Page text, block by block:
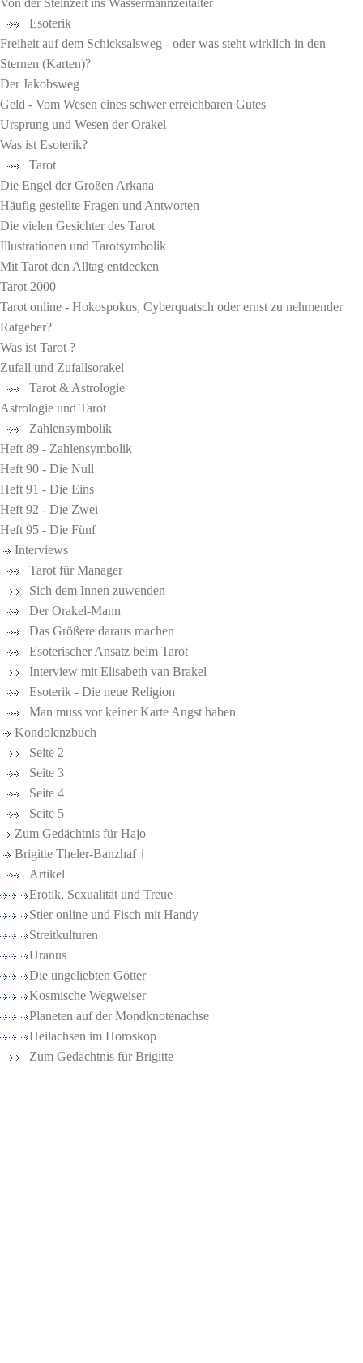
Von der Steinzeit ins Wassermannzeitalter
Esoterik
Freiheit auf dem Schicksalsweg - oder was steht wirklich in den
Sternen (Karten)?
Der Jakobsweg
Geld - Vom Wesen eines schwer erreichbaren Gutes
Ursprung und Wesen der Orakel
Was ist Esoterik?
Tarot
Die Engel der Großen Arkana
Häufig gestellte Fragen und Antworten
Die vielen Gesichter des Tarot
Illustrationen und Tarotsymbolik
Mit Tarot den Alltag entdecken
Tarot 2000
Tarot online - Hokospokus, Cyberquatsch oder ernst zu nehmender
Ratgeber?
Was ist Tarot ?
Zufall und Zufallsorakel
Tarot & Astrologie
Astrologie und Tarot
Zahlensymbolik
Heft 89 - Zahlensymbolik
Heft 90 - Die Null
Heft 91 - Die Eins
Heft 92 - Die Zwei
Heft 95 - Die Fünf
Interviews
Tarot für Manager
Sich dem Innen zuwenden
Der Orakel-Mann
Das Größere daraus machen
Esoterischer Ansatz beim Tarot
Interview mit Elisabeth van Brakel
Esoterik - Die neue Religion
Man muss vor keiner Karte Angst haben
Kondolenzbuch
Seite 2
Seite 3
Seite 4
Seite 5
Zum Gedächtnis für Hajo
Brigitte Theler-Banzhaf †
Artikel
Erotik, Sexualität und Treue
Stier online und Fisch mit Handy
Streitkulturen
Uranus
Die ungeliebten Götter
Kosmische Wegweiser
Planeten auf der Mondknotenachse
Heilachsen im Horoskop
Zum Gedächtnis für Brigitte